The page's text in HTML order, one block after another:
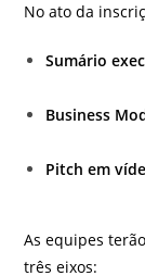
No ato da
Sumário
Business
Pitch em
As equipes
três eixos: